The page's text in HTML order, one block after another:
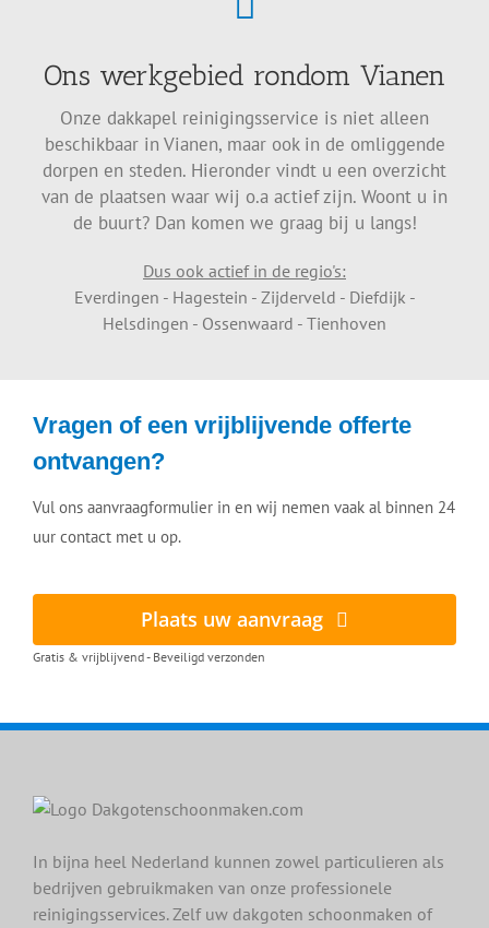
Ons werkgebied rondom Vianen
Onze dakkapel reinigingsservice is niet alleen
beschikbaar in Vianen, maar ook in de omliggende
dorpen en steden. Hieronder vindt u een overzicht
van de plaatsen waar wij o.a actief zijn. Woont u in
de buurt? Dan komen we graag bij u langs!
Dus ook actief in de regio's:
Everdingen - Hagestein - Zijderveld - Diefdijk -
Helsdingen - Ossenwaard - Tienhoven
Vragen of een vrijblijvende offerte
ontvangen?
Vul ons aanvraagformulier in en wij nemen vaak al binnen 24
uur contact met u op.
Plaats uw aanvraag
Gratis & vrijblijvend - Beveiligd verzonden
In bijna heel Nederland kunnen zowel particulieren als
bedrijven gebruikmaken van onze professionele
reinigingsservices. Zelf uw dakgoten schoonmaken of